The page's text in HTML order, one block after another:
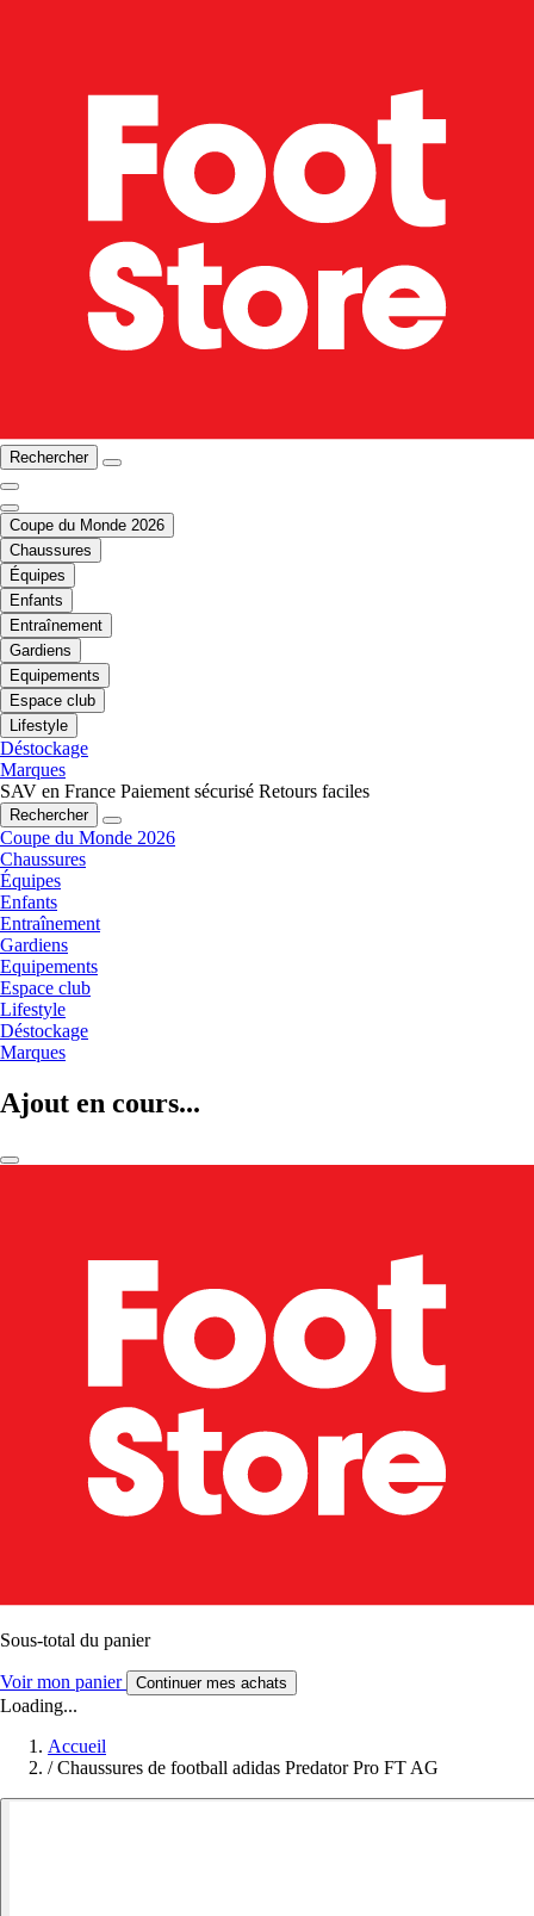
Rechercher
Coupe du Monde 2026
Chaussures
Équipes
Enfants
Entraînement
Gardiens
Equipements
Espace club
Lifestyle
Déstockage
Marques
SAV en France Paiement sécurisé Retours faciles
Rechercher
Coupe du Monde 2026
Chaussures
Équipes
Enfants
Entraînement
Gardiens
Equipements
Espace club
Lifestyle
Déstockage
Marques
Ajout en cours...
Sous-total du panier
Voir mon panier Continuer mes achats
Loading...
Accueil
/ Chaussures de football adidas Predator Pro FT AG